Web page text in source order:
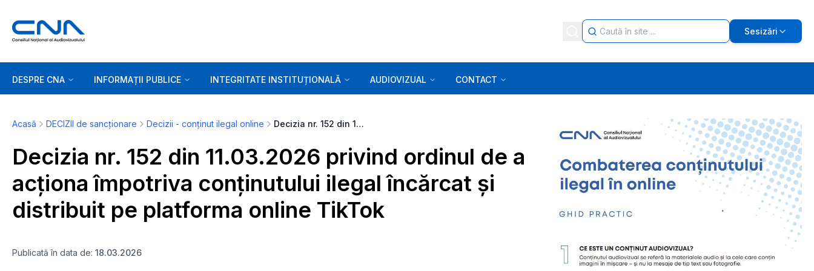
Sesizări
DESPRE CNA INFORMAȚII PUBLICE INTEGRITATE INSTITUȚIONALĂ AUDIOVIZUAL CONTACT
Acasă DECIZII de sancționare Decizii - conținut ilegal online Decizia nr. 152 din 11.03.2026 privind ordinul de a acționa împotriva conținutului ilegal încărcat și distribuit pe platforma online TikTok
Decizia nr. 152 din 11.03.2026 privind ordinul de a
acționa împotriva conținutului ilegal încărcat și
distribuit pe platforma online TikTok
Publicată în data de: 18.03.2026